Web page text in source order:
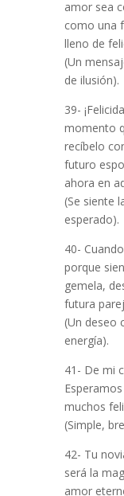
amor sea
como una
lleno de
(Un
de ilusión).
39-
momento
recíbelo
futuro
ahora en
(Se siente
esperado).
40-
porque
gemela,
futura
(Un deseo
energía).
41- De mi
muchos
(Simple,
42- Tu
será la
amor